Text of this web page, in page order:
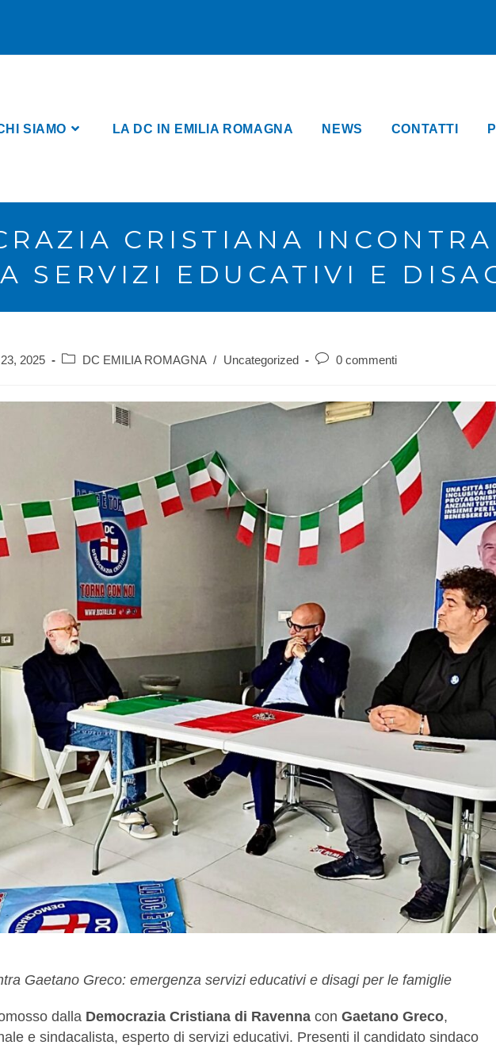
SIAMO LA DC IN EMILIA ROMAGNA NEWS CONTATTI
CRISTIANA
SERVIZI EDUCATIVI E
2025 DC EMILIA ROMAGNA / Uncategorized 0 commenti
Gaetano Greco: emergenza servizi educativi e disagi per le famiglie
dalla Democrazia Cristiana di Ravenna con Gaetano Greco,
e sindacalista, esperto di servizi educativi. Presenti il candidato sindaco